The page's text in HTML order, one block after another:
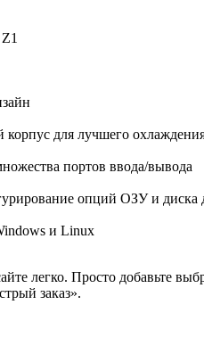
лучшего охлаждения,
портов ввода/вывода
опций ОЗУ и диска
и Linux
легко. Просто добавьте
заказ».